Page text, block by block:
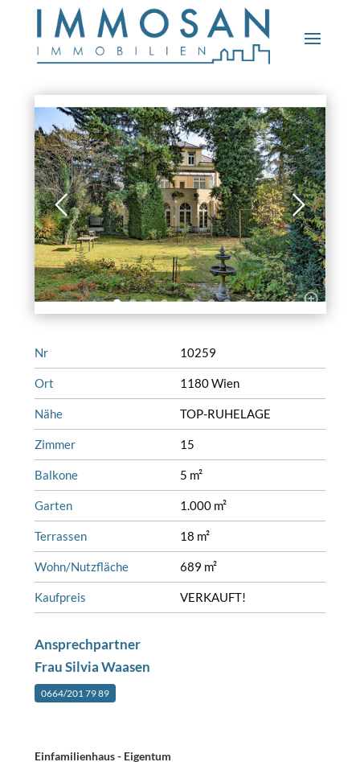
Nr 10259
Ort 1180 Wien
Nähe TOP-RUHELAGE
Zimmer 15
Balkone 5 m²
Garten 1.000 m²
Terrassen 18 m²
Wohn/Nutzfläche 689 m²
Kaufpreis VERKAUFT!
Ansprechpartner
Frau Silvia Waasen
0664/201 79 89
Einfamilienhaus - Eigentum